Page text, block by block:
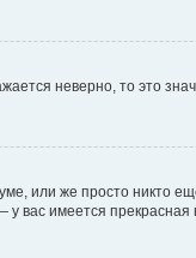
неверно, то это
или же просто никто
вас имеется